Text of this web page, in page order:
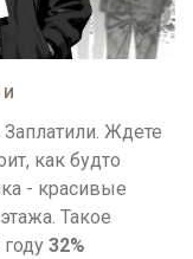
Ждете
как будто
- красивые
Такое
32%